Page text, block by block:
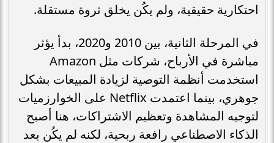
احتكارية حقيقية، ولم يكُن يخلق ثروة مستقلة.
في المرحلة الثانية، بين 2010 و2020، بدأ يؤثر
مباشرة في الأرباح، شركات مثل Amazon
استخدمت أنظمة التوصية لزيادة المبيعات بشكل
جوهري، بينما اعتمدت Netflix على الخوارزميات
لتوجيه المشاهدة وتعظيم الاشتراكات، هنا أصبح
الذكاء الاصطناعي رافعة ربحية، لكنه لم يكُن بعد